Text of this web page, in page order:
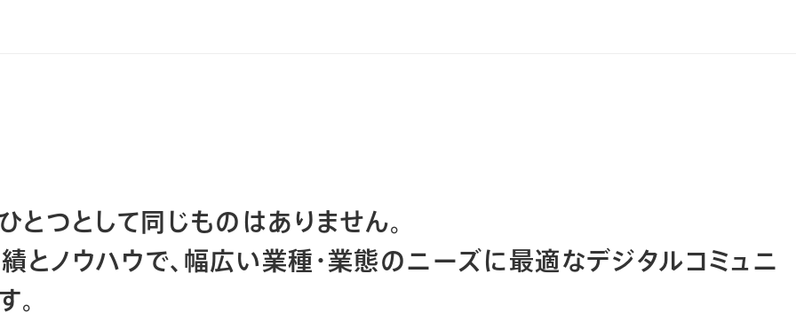
つとして同じものはありません。
とノウハウで、幅広い業種・業態のニーズに最適なデジタルコミュニ
。